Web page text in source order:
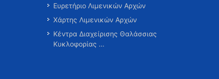
Ευρετήριο Λιμενικών Αρχών
Χάρτης Λιμενικών Αρχών
Κέντρα Διαχείρισης Θαλάσσιας
Κυκλοφορίας …